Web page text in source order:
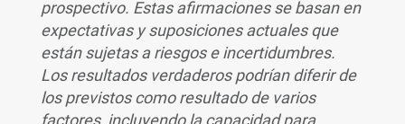
prospectivo. Estas afirmaciones se basan en
expectativas y suposiciones actuales que
están sujetas a riesgos e incertidumbres.
Los resultados verdaderos podrían diferir de
los previstos como resultado de varios
factores, incluyendo la capacidad para